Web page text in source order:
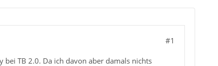
#1
TB 2.0. Da ich davon aber damals nichts